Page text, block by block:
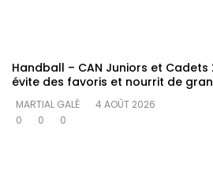
Handball – CAN Juniors et Cadets
évite des favoris et nourrit de
MARTIAL GALÉ
4 AOÛT 2026
0
0 0